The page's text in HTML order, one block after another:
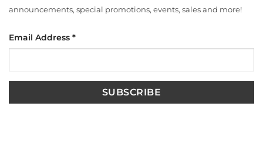
announcements, special promotions, events, sales and more!
Email Address *